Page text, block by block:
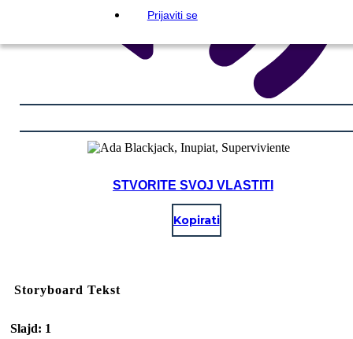
Prijaviti se
STVORITE SVOJ VLASTITI
Kopirati
Storyboard Tekst
Slajd: 1